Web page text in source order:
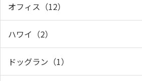
オフィス（12）
ハワイ（2）
ドッグラン（1）